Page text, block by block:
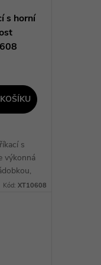
s horní
s
výkonná
velikosti
Kód: XT10608